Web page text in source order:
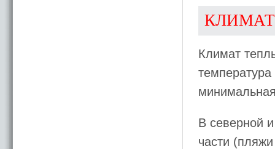
КЛИМАТ
Климат
В северной
части